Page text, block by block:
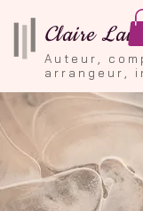
Claire
Auteur,
arrangeur,